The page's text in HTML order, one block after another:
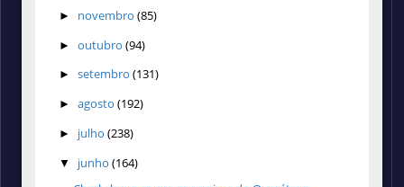
► novembro (85)
► outubro (94)
► setembro (131)
► agosto (192)
► julho (238)
▼ junho (164)